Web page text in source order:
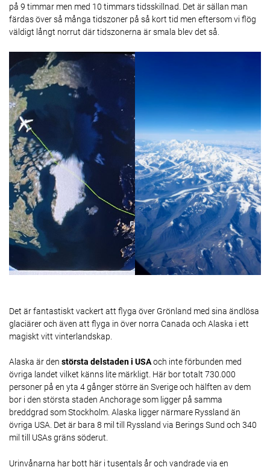
på 9 timmar men med 10 timmars tidsskillnad. Det är sällan man
färdas över så många tidszoner på så kort tid men eftersom vi flög
väldigt långt norrut där tidszonerna är smala blev det så.
Det är fantastiskt vackert att flyga över Grönland med sina ändlösa
glaciärer och även att flyga in över norra Canada och Alaska i ett
magiskt vitt vinterlandskap.
Alaska är den största delstaden i USAoch inte förbunden med
övriga landet vilket känns lite märkligt. Här bor totalt 730.000
personer på en yta 4 gånger större än Sverige och hälften av dem
bor i den största staden Anchorage som ligger på samma
breddgrad som Stockholm. Alaska ligger närmare Ryssland än
övriga USA. Det är bara 8 mil till Ryssland via Berings Sund och 340
mil till USAs gräns söderut.
Urinvånarna har bott här i tusentals år och vandrade via en